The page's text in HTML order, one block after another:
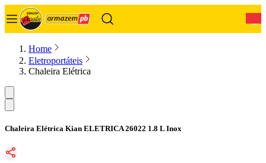
Home
Eletroportáteis
Chaleira Elétrica
Chaleira Elétrica Kian ELETRICA 26022 1.8 L Inox